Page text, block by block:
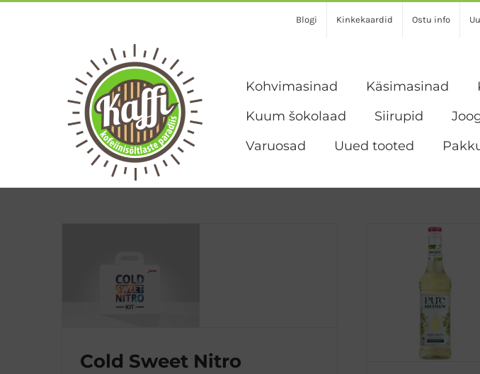
Blogi Kinkekaardid Ostu info
Kohvimasinad Käsimasinad
Kuum šokolaad
Siirupid
Varuosad
Uued tooted
Cold Sweet Nitro